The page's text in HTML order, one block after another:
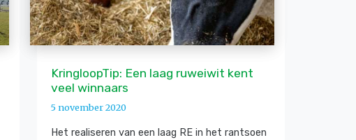
KringloopTip: Een laag ruweiwit kent
veel winnaars
5 november 2020
Het realiseren van een laag RE in het rantsoen